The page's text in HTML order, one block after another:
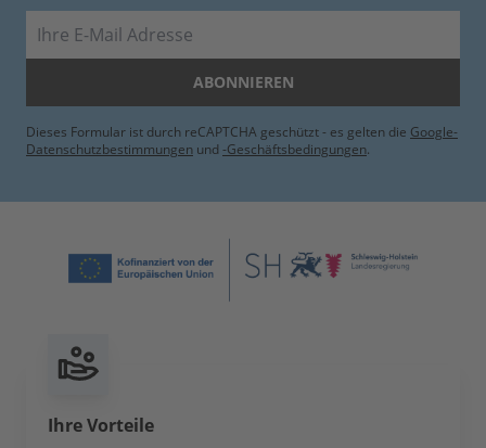
ABONNIEREN
Dieses Formular ist durch reCAPTCHA geschützt - es gelten die Google-
Datenschutzbestimmungen und -Geschäftsbedingungen.
Ihre Vorteile